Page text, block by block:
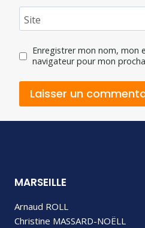
Site
Enregistrer mon nom, mon
navigateur pour mon
MARSEILLE
Arnaud ROLL
Christine MASSARD-NOËLL